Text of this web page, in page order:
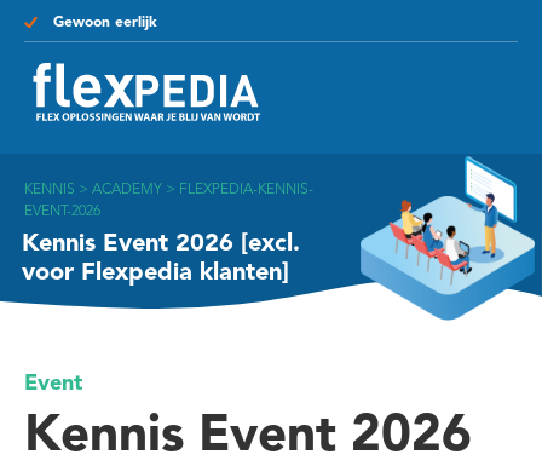
Gewoon eerlijk
KENNIS > ACADEMY > FLEXPEDIA-KENNIS-
EVENT-2026
Kennis Event 2026 [excl.
voor Flexpedia klanten]
Event
Kennis Event 2026